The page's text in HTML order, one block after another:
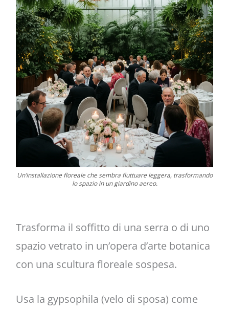
Un’installazione floreale che sembra fluttuare leggera, trasformando
lo spazio in un giardino aereo.
Trasforma il soffitto di una serra o di uno
spazio vetrato in un’opera d’arte botanica
con una scultura floreale sospesa.
Usa la gypsophila (velo di sposa) come